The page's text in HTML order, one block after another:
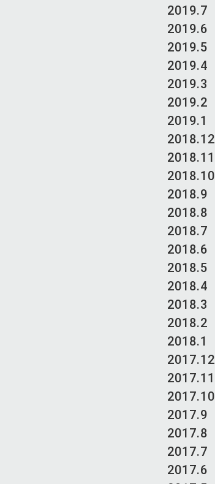
2019.7
2019.6
2019.5
2019.4
2019.3
2019.2
2019.1
2018.12
2018.11
2018.10
2018.9
2018.8
2018.7
2018.6
2018.5
2018.4
2018.3
2018.2
2018.1
2017.12
2017.11
2017.10
2017.9
2017.8
2017.7
2017.6